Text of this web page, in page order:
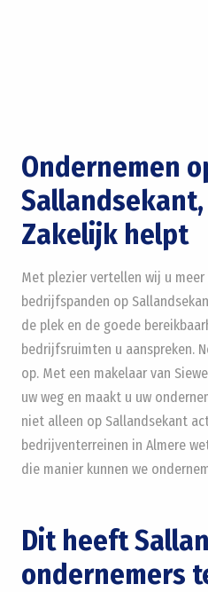
Ondernemen
Sallandsekant,
Zakelijk helpt
Met plezier vertellen wij u
bedrijfspanden op
de plek en de goede
bedrijfsruimten u aanspreken.
op. Met een makelaar van
uw weg en maakt u uw
niet alleen op Sallandsekant
bedrijventerreinen in Almere
die manier kunnen we
Dit heeft
ondernemers